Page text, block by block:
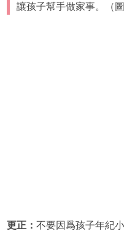
讓孩子幫手做家事。（
更正： 不要因爲孩子年紀